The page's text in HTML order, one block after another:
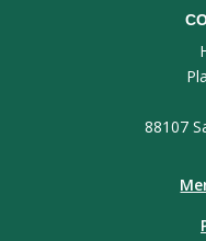
88107